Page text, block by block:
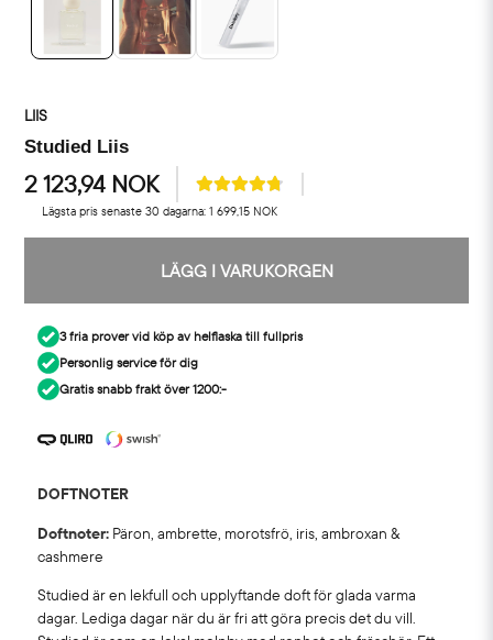
LIIS
Studied Liis
2 123,94 NOK
Lägsta pris senaste 30 dagarna:1 699,15 NOK
LÄGG I VARUKORGEN
3 fria prover vid köp av helflaska till fullpris
Personlig service för dig
Gratis snabb frakt över 1200:-
DOFTNOTER
Doftnoter: Päron, ambrette, morotsfrö, iris, ambroxan &
cashmere
Studied är en lekfull och upplyftande doft för glada varma
dagar. Lediga dagar när du är fri att göra precis det du vill.